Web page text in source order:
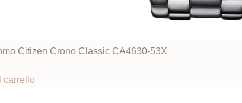
Citizen Crono Classic CA4630-53X
carrello